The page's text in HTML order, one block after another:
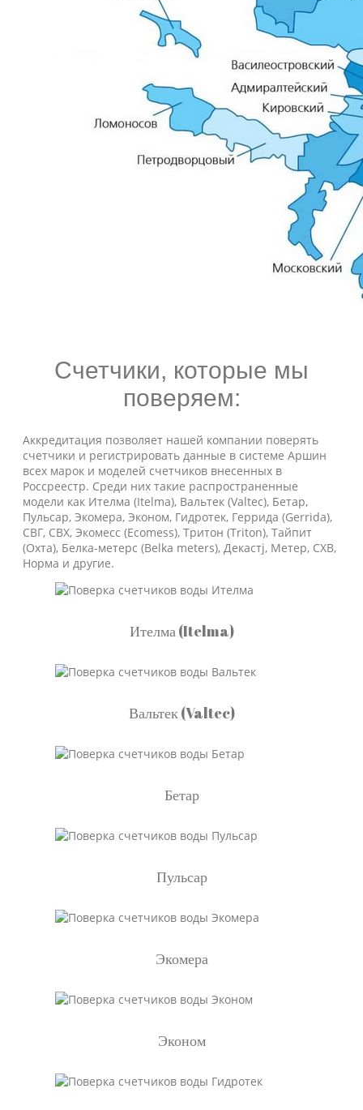
Счетчики, которые мы
поверяем:
Аккредитация позволяет нашей компании поверять
счетчики и регистрировать данные в системе Аршин
всех марок и моделей счетчиков внесенных в
Россреестр. Среди них такие распространенные
модели как Ителма (Itelma), Вальтек (Valtec), Бетар,
Пульсар, Экомера, Эконом, Гидротек, Геррида (Gerrida),
СВГ, СВХ, Экомесс (Ecomess), Тритон (Triton), Тайпит
(Охта), Белка-метерс (Belka meters), Декастj, Метер, СХВ,
Норма и другие.
Ителма (Itelma)
Вальтек (Valtec)
Бетар
Пульсар
Экомера
Эконом